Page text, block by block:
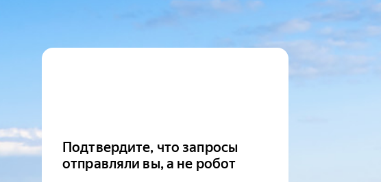
Подтвердите, что запросы
отправляли вы, а не робот